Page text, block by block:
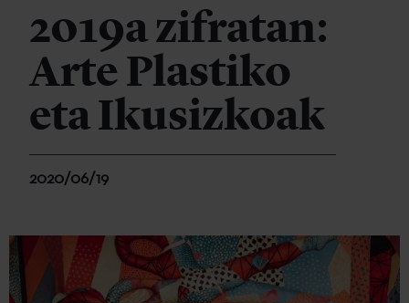
2019a zifratan:
Arte Plastiko
eta Ikusizkoak
2020/06/19